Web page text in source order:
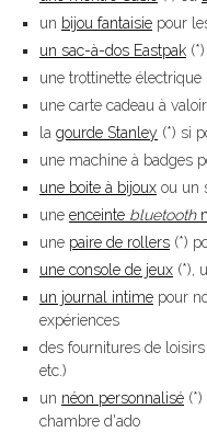
un bijou fantaisie pour
un sac-à-dos Eastpak
une trottinette
une carte cadeau à
la gourde Stanley (*) si
une machine à badges
une boite à bijoux ou un
une enceinte bluetooth
une paire de rollers (*)
une console de jeux (*),
un journal intime pour
expériences
des fournitures de
etc.)
un néon personnalisé
chambre d'ado